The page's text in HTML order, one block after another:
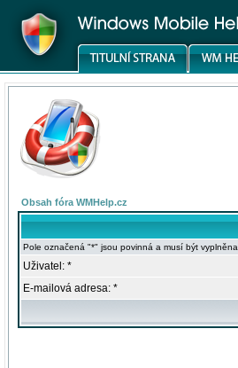
Obsah fóra WMHelp.cz
Pole označená "*" jsou povinná a musí být vyplněna
Uživatel: *
E-mailová adresa: *